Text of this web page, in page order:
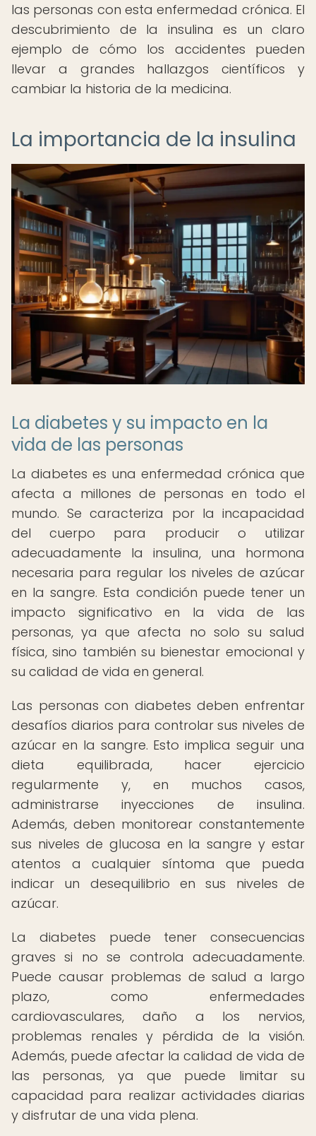
las personas con esta enfermedad crónica. El
descubrimiento de la insulina es un claro
ejemplo de cómo los accidentes pueden
llevar a grandes hallazgos científicos y
cambiar la historia de la medicina.
La importancia de la insulina
La diabetes y su impacto en la
vida de las personas
La diabetes es una enfermedad crónica que
afecta a millones de personas en todo el
mundo. Se caracteriza por la incapacidad
del cuerpo para producir o utilizar
adecuadamente la insulina, una hormona
necesaria para regular los niveles de azúcar
en la sangre. Esta condición puede tener un
impacto significativo en la vida de las
personas, ya que afecta no solo su salud
física, sino también su bienestar emocional y
su calidad de vida en general.
Las personas con diabetes deben enfrentar
desafíos diarios para controlar sus niveles de
azúcar en la sangre. Esto implica seguir una
dieta equilibrada, hacer ejercicio
regularmente y, en muchos casos,
administrarse inyecciones de insulina.
Además, deben monitorear constantemente
sus niveles de glucosa en la sangre y estar
atentos a cualquier síntoma que pueda
indicar un desequilibrio en sus niveles de
azúcar.
La diabetes puede tener consecuencias
graves si no se controla adecuadamente.
Puede causar problemas de salud a largo
plazo, como enfermedades
cardiovasculares, daño a los nervios,
problemas renales y pérdida de la visión.
Además, puede afectar la calidad de vida de
las personas, ya que puede limitar su
capacidad para realizar actividades diarias
y disfrutar de una vida plena.